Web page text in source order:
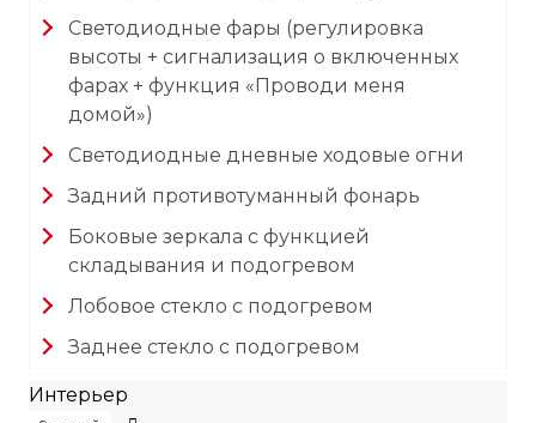
Светодиодные фары (регулировка
высоты + сигнализация о включенных
фарах + функция «Проводи меня
домой»)
Светодиодные дневные ходовые огни
Задний противотуманный фонарь
Боковые зеркала с функцией
складывания и подогревом
Лобовое стекло с подогревом
Заднее стекло с подогревом
Интерьер